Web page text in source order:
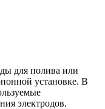
для полива или
установке. В
электродов.